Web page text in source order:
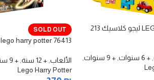
LEGO Classic 10713 ليجو كلاسيك 213
+ 6 سنوات + 9 سنوات
SOLD OUT
lego harry potter 76413 -ليجو هاري بوتر
الألعاب + 12 سنة + 9 سنوات
Lego Harry Potter